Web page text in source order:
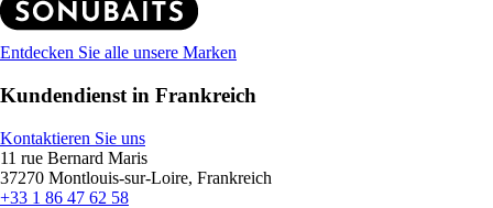
Entdecken Sie alle unsere Marken
Kundendienst in Frankreich
Kontaktieren Sie uns
11 rue Bernard Maris
37270 Montlouis-sur-Loire, Frankreich
+33 1 86 47 62 58